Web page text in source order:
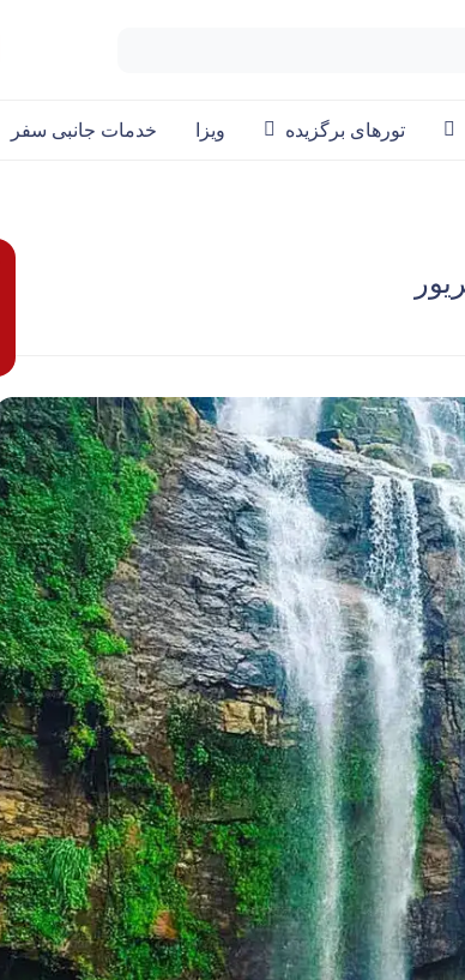
تورهای برگزیده ویزا خدمات جانبی سفر